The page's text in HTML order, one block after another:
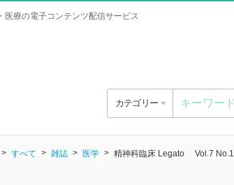
医療の電子コンテンツ配信サービス
カテゴリー
すべて 雑誌 医学 精神科臨床 Legato Vol.7 No.1